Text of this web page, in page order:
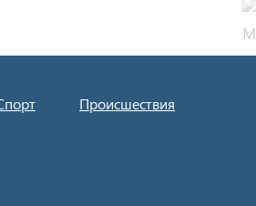
Происшествия